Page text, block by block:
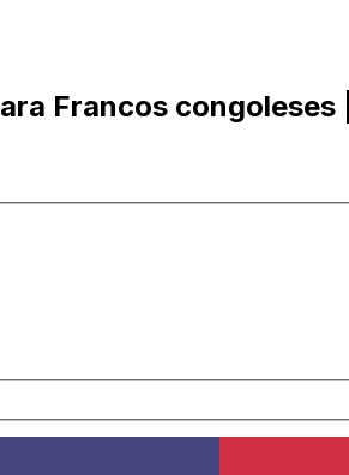
Francos congoleses